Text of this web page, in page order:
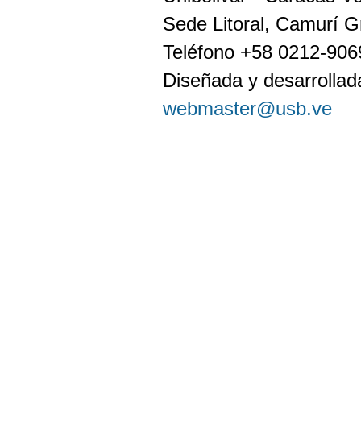
Sede Litoral, Camurí
Teléfono +58 0212-
Diseñada y
webmaster@usb.ve